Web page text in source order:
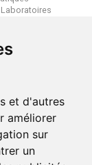
et d'autres
améliorer
sur
un
/ Point retrait
en ligne et
commande